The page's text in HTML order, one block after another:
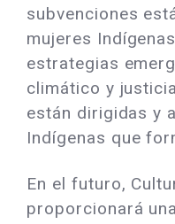
subvenciones
mujeres
estrategias
climático y
están dirigidas y
Indígenas que
En el futuro,
proporcionará